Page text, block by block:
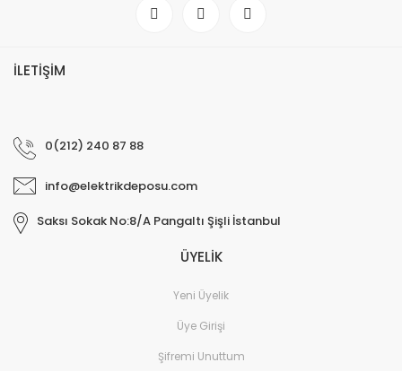
İLETİŞİM
0(212) 240 87 88
info@elektrikdeposu.com
Saksı Sokak No:8/A Pangaltı Şişli İstanbul
ÜYELİK
Yeni Üyelik
Üye Girişi
Şifremi Unuttum